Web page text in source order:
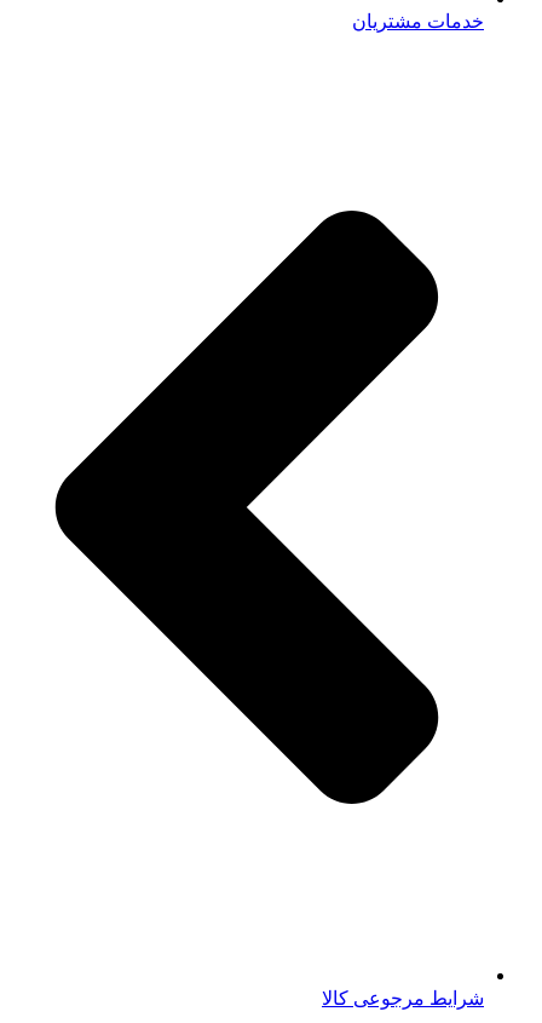
خدمات مشتریان
شرایط مرجوعی کالا